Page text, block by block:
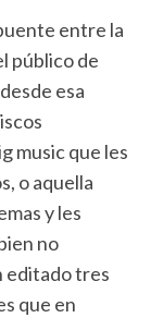
entre la
público de
esa
music que les
o aquella
y les
no
editado tres
que en